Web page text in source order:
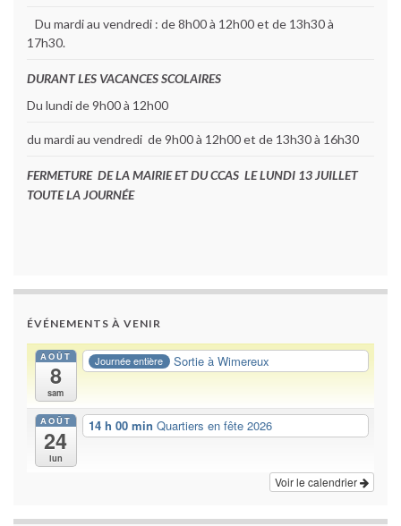
Du mardi au vendredi : de 8h00 à 12h00 et de 13h30 à
17h30.
DURANT LES VACANCES SCOLAIRES
Du lundi de 9h00 à 12h00
du mardi au vendredi de 9h00 à 12h00 et de 13h30 à 16h30
FERMETURE DE LA MAIRIE ET DU CCAS LE LUNDI 13 JUILLET
TOUTE LA JOURNÉE
ÉVÉNEMENTS À VENIR
AOÛT
8
sam
Journée entière Sortie à Wimereux
AOÛT
24
lun
14 h 00 min Quartiers en fête 2026
Voir le calendrier